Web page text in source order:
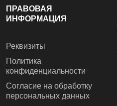
ПРАВОВАЯ
ИНФОРМАЦИЯ
Реквизиты
Политика
конфиденциальности
Согласие на обработку
персональных данных